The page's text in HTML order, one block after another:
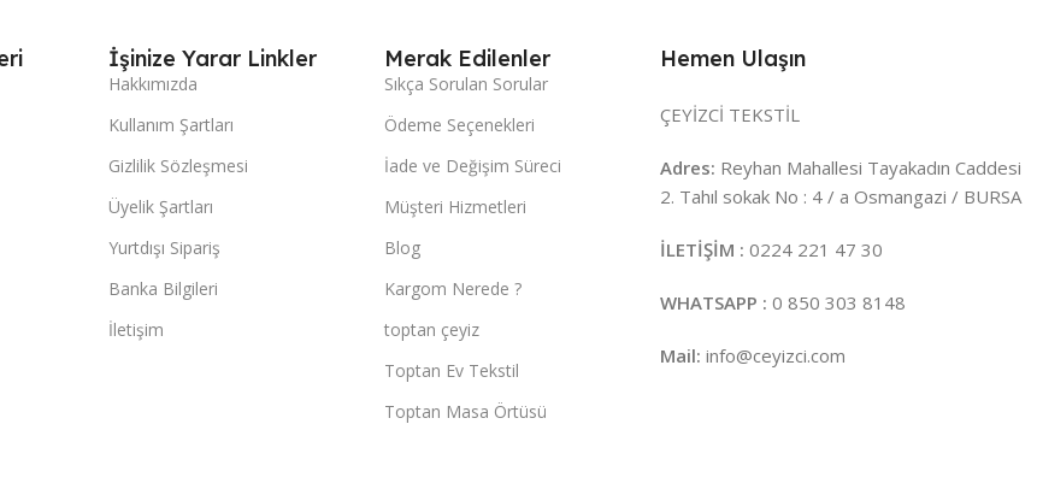
İşinize Yarar Linkler
Hakkımızda
Kullanım Şartları
Gizlilik Sözleşmesi
Üyelik Şartları
Yurtdışı Sipariş
Banka Bilgileri
İletişim
Merak Edilenler
Sıkça Sorulan Sorular
Ödeme Seçenekleri
İade ve Değişim Süreci
Müşteri Hizmetleri
Blog
Kargom Nerede ?
toptan çeyiz
Toptan Ev Tekstil
Toptan Masa Örtüsü
Hemen Ulaşın
ÇEYİZCİ TEKSTİL
Adres: Reyhan Mahallesi Tayakadın Caddesi
2. Tahıl sokak No : 4 / a Osmangazi / BURSA
İLETİŞİM : 0224 221 47 30
WHATSAPP : 0 850 303 8148
Mail: info@ceyizci.com